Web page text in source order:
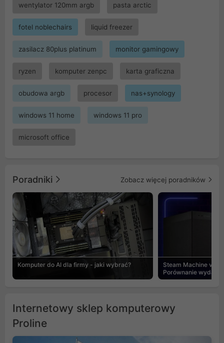
wentylator 120mm argb pasta arctic
fotel noblechairs liquid freezer
zasilacz 80plus platinum monitor gamingowy
ryzen komputer zenpc karta graficzna
obudowa argb procesor nas+synology
windows 11 home windows 11 pro
microsoft office
Poradniki Zobacz więcej poradników
Komputer do AI dla firmy - jaki wybrać?
Steam Machine vs
Porównanie
Internetowy sklep komputerowy
Proline